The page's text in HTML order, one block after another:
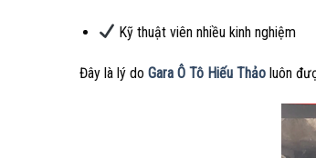
Kỹ thuật viên nhiều kinh nghiệm
Đây là lý do Gara Ô Tô Hiếu Thảo luôn